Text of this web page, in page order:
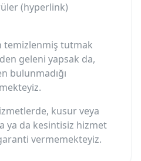
(hyperlink)
temizlenmiş tutmak
geleni yapsak da,
bulunmadığı
kusur veya
ya da kesintisiz hizmet
vermemekteyiz.